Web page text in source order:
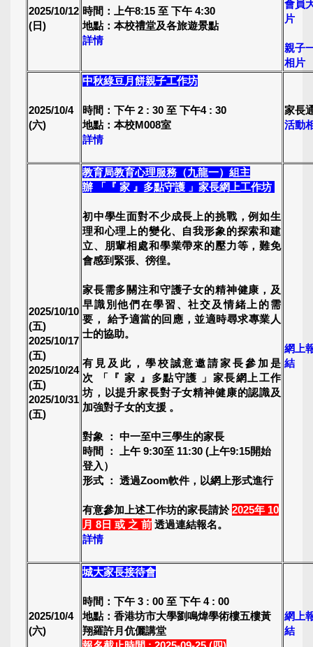
2025/10/12
(日)
時間：上午8:15 至 下午 4:30
地點：本校禮堂及各旅遊景點
詳情
會員
片
親子
相片
2025/10/4
(六)
中秋綠豆月餅親子工作坊
時間：下午 2 : 30 至 下午4 : 30
地點：本校M008室
詳情
家長
活動
2025/10/10
(五)
2025/10/17
(五)
2025/10/24
(五)
2025/10/31
(五)
教育局教育心理服務（九龍一）組主
辦
「『 家 』多點守護 」家長網上工作坊
初中學生面對不少成長上的挑戰，例如生
理和心理上的變化、自我形象的探索和建
立、朋輩相處和學業帶來的壓力等，難免
會感到緊張、徬徨。
家長需多關注和守護子女的精神健康，及
早識別他們在學習、社交及情緒上的需
要， 給予適當的回應，並適時尋求專業人
士的協助。
有見及此，學校誠意邀請家長參加是
次 「『 家 』多點守護 」家長網上工作
坊，以提升家長對子女精神健康的認識及
加強對子女的支援 。
對象 ： 中一至中三學生的家長
時間 ： 上午 9:30至 11:30 (上午9:15開始
登入）
形式 ： 透過Zoom軟件，以網上形式進行
有意參加上述工作坊的家長請於2025年 10
月 8日 或 之 前 透過連結報名。
詳情
網上
結
2025/10/4
(六)
城大家長接待會
時間：下午 3 : 00 至 下午 4 : 00
地點：香港坊市大學劉鳴煒學術樓五樓黃
翔羅許月伉儷講堂
網上
結